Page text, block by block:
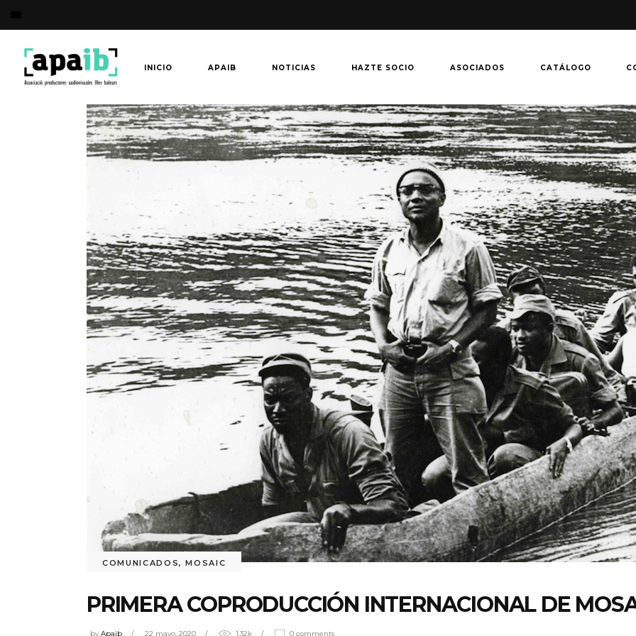
INICIO APAIB NOTICIAS HAZTE SOCIO ASOCIADOS CATÁLOGO
COMUNICADOS,MOSAIC
PRIMERA COPRODUCCIÓN INTERNACIONAL DE
byApaib 22 mayo, 2020 1.32k 0 comments